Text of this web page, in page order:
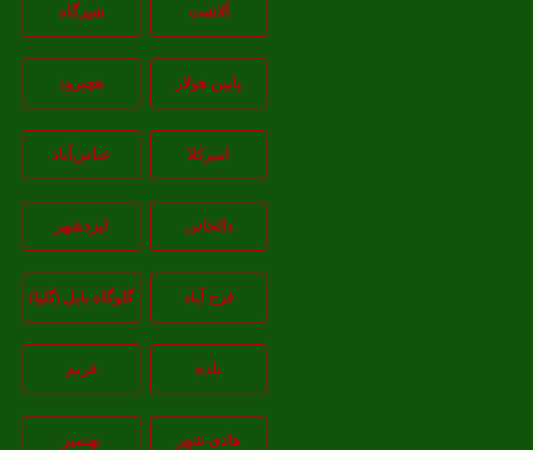
آلاشت شیرگاه
پایین هولار هچیرود
امیرکلا عباس‌آباد
دالخانی ایزدشهر
فرح آباد گلوگاه بابل (گلیا)
فریم
هادی شهر بهنمیر